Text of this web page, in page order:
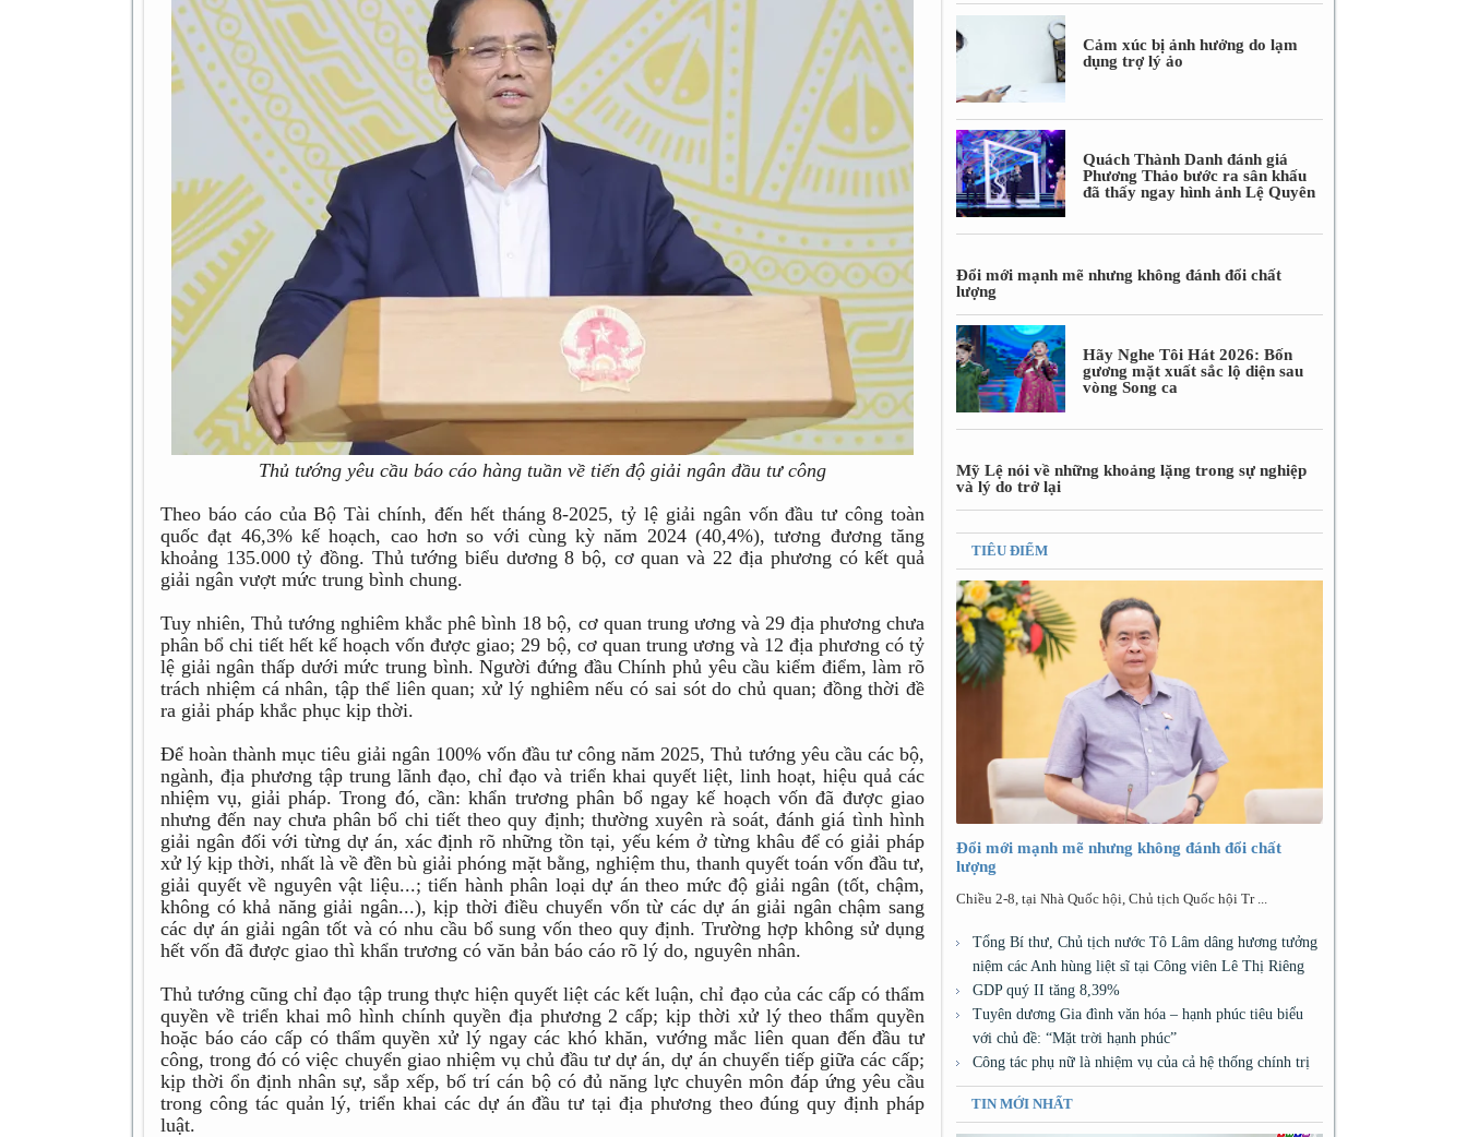
Thủ tướng yêu cầu báo cáo hàng tuần về tiến độ giải ngân đầu tư công
Theo báo cáo của Bộ Tài chính, đến hết tháng 8-2025, tỷ lệ giải ngân vốn đầu tư công toàn
quốc đạt 46,3% kế hoạch, cao hơn so với cùng kỳ năm 2024 (40,4%), tương đương tăng
khoảng 135.000 tỷ đồng. Thủ tướng biểu dương 8 bộ, cơ quan và 22 địa phương có kết quả
giải ngân vượt mức trung bình chung.
Tuy nhiên, Thủ tướng nghiêm khắc phê bình 18 bộ, cơ quan trung ương và 29 địa phương chưa
phân bổ chi tiết hết kế hoạch vốn được giao; 29 bộ, cơ quan trung ương và 12 địa phương có tỷ
lệ giải ngân thấp dưới mức trung bình. Người đứng đầu Chính phủ yêu cầu kiểm điểm, làm rõ
trách nhiệm cá nhân, tập thể liên quan; xử lý nghiêm nếu có sai sót do chủ quan; đồng thời đề
ra giải pháp khắc phục kịp thời.
Để hoàn thành mục tiêu giải ngân 100% vốn đầu tư công năm 2025, Thủ tướng yêu cầu các bộ,
ngành, địa phương tập trung lãnh đạo, chỉ đạo và triển khai quyết liệt, linh hoạt, hiệu quả các
nhiệm vụ, giải pháp. Trong đó, cần: khẩn trương phân bổ ngay kế hoạch vốn đã được giao
nhưng đến nay chưa phân bổ chi tiết theo quy định; thường xuyên rà soát, đánh giá tình hình
giải ngân đối với từng dự án, xác định rõ những tồn tại, yếu kém ở từng khâu để có giải pháp
xử lý kịp thời, nhất là về đền bù giải phóng mặt bằng, nghiệm thu, thanh quyết toán vốn đầu tư,
giải quyết về nguyên vật liệu...; tiến hành phân loại dự án theo mức độ giải ngân (tốt, chậm,
không có khả năng giải ngân...), kịp thời điều chuyển vốn từ các dự án giải ngân chậm sang
các dự án giải ngân tốt và có nhu cầu bổ sung vốn theo quy định. Trường hợp không sử dụng
hết vốn đã được giao thì khẩn trương có văn bản báo cáo rõ lý do, nguyên nhân.
Thủ tướng cũng chỉ đạo tập trung thực hiện quyết liệt các kết luận, chỉ đạo của các cấp có thẩm
quyền về triển khai mô hình chính quyền địa phương 2 cấp; kịp thời xử lý theo thẩm quyền
hoặc báo cáo cấp có thẩm quyền xử lý ngay các khó khăn, vướng mắc liên quan đến đầu tư
công, trong đó có việc chuyển giao nhiệm vụ chủ đầu tư dự án, dự án chuyển tiếp giữa các cấp;
kịp thời ổn định nhân sự, sắp xếp, bố trí cán bộ có đủ năng lực chuyên môn đáp ứng yêu cầu
trong công tác quản lý, triển khai các dự án đầu tư tại địa phương theo đúng quy định pháp
luật.
Cảm xúc bị ảnh hưởng do lạm
dụng trợ lý ảo
Quách Thành Danh đánh giá
Phương Thảo bước ra sân khấu
đã thấy ngay hình ảnh Lệ Quyên
Đổi mới mạnh mẽ nhưng không đánh đổi chất
lượng
Hãy Nghe Tôi Hát 2026: Bốn
gương mặt xuất sắc lộ diện sau
vòng Song ca
Mỹ Lệ nói về những khoảng lặng trong sự nghiệp
và lý do trở lại
TIÊU ĐIỂM
Đổi mới mạnh mẽ nhưng không đánh đổi chất
lượng
Chiều 2-8, tại Nhà Quốc hội, Chủ tịch Quốc hội Tr ...
Tổng Bí thư, Chủ tịch nước Tô Lâm dâng hương tưởng
niệm các Anh hùng liệt sĩ tại Công viên Lê Thị Riêng
GDP quý II tăng 8,39%
Tuyên dương Gia đình văn hóa – hạnh phúc tiêu biểu
với chủ đề: “Mặt trời hạnh phúc”
Công tác phụ nữ là nhiệm vụ của cả hệ thống chính trị
TIN MỚI NHẤT